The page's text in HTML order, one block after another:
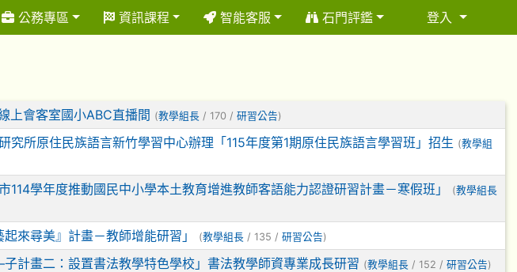
公務專區 資訊課程 智能客服 石門評鑑 登入
上會客室國小ABC直播間 (教學組長 / 170 / 研習公告)
究所原住民族語言新竹學習中心辦理「115年度第1期原住民族語言學習班」招生 (教學組
114學年度推動國民中小學本土教育增進教師客語能力認證研習計畫－寒假班」 (教學組長
來尋美』計畫－教師增能研習」 (教學組長 / 135 / 研習公告)
計畫二：設置書法教學特色學校」書法教學師資專業成長研習 (教學組長 / 152 / 研習公告)